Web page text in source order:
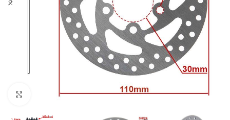
Click to enlarge